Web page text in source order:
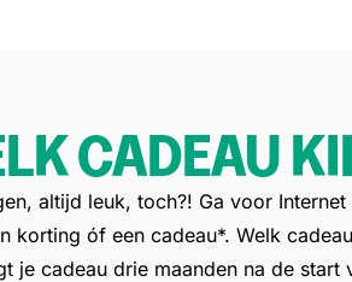
CADEAU
altijd leuk, toch?! Ga voor
korting óf een cadeau*. Welk
je cadeau drie maanden na de start